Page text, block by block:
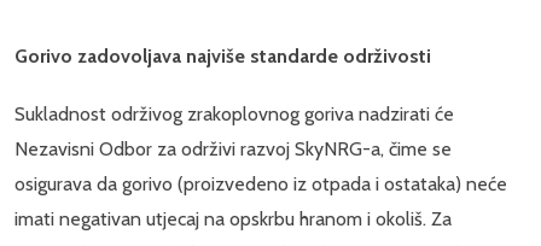
Gorivo zadovoljava najviše standarde održivosti
Sukladnost održivog zrakoplovnog goriva nadzirati će
Nezavisni Odbor za održivi razvoj SkyNRG-a, čime se
osigurava da gorivo (proizvedeno iz otpada i ostataka) neće
imati negativan utjecaj na opskrbu hranom i okoliš. Za